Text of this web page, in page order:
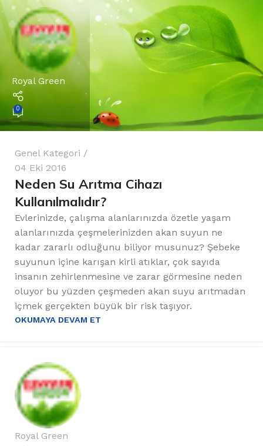
Royal Green
0
Genel Kategori
04 Eki 2016
Neden Su Arıtma Cihazı
Kullanılmalıdır?
Evlerinizde, çalışma alanlarınızda özetle yaşam
alanlarınızda çeşmelerinizden akan suyun ne
kadar zararlı odluğunu biliyor musunuz? Şebeke
suyunun içine karışan kirli atıklar, çok sayıda
insanın zehirlenmesine ve zarar görmesine neden
oluyor bu yüzden çeşmeden akan suyu arıtmadan
içmek gerçekten büyük bir risk taşıyor.
OKUMAYA DEVAM ET
Royal Green